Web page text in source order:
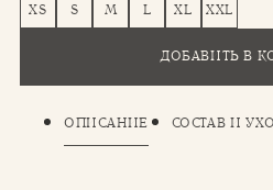
S
XS M L XL XXL
ДОБАВИТЬ В
ОПИСАНИЕ СОСТАВ И